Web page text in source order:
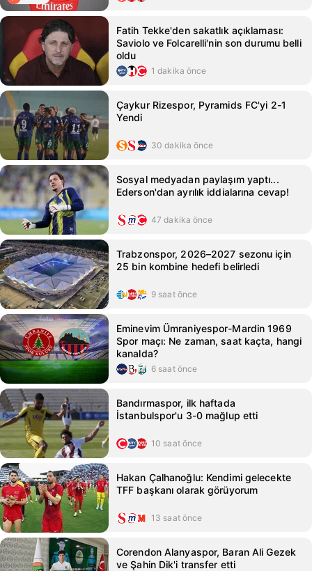
Fatih Tekke'den sakatlık açıklaması:
Saviolo ve Folcarelli'nin son durumu belli
oldu
1 dakika önce
Çaykur Rizespor, Pyramids FC'yi 2-1
Yendi
30 dakika önce
Sosyal medyadan paylaşım yaptı...
Ederson'dan ayrılık iddialarına cevap!
47 dakika önce
Trabzonspor, 2026–2027 sezonu için
25 bin kombine hedefi belirledi
9 saat önce
Eminevim Ümraniyespor-Mardin 1969
Spor maçı: Ne zaman, saat kaçta, hangi
kanalda?
6 saat önce
Bandırmaspor, ilk haftada
İstanbulspor'u 3-0 mağlup etti
10 saat önce
Hakan Çalhanoğlu: Kendimi gelecekte
TFF başkanı olarak görüyorum
13 saat önce
Corendon Alanyaspor, Baran Ali Gezek
ve Şahin Dik'i transfer etti